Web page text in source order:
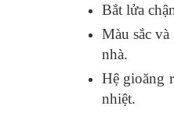
Bắt lửa
Màu sắc
nhà.
Hệ gioăng
nhiệt.